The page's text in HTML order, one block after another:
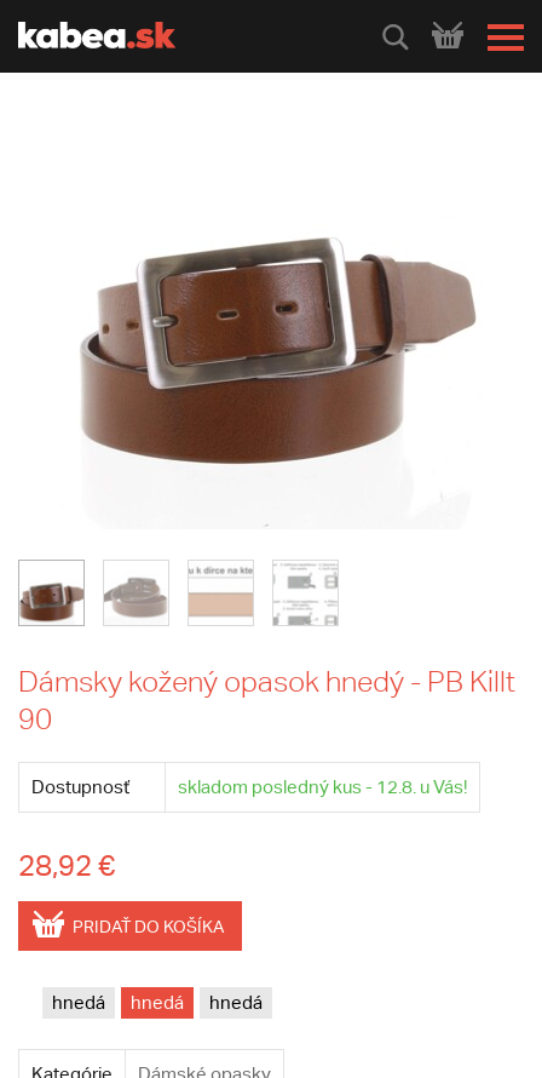
HLEDEJ
Dámsky kožený opasok hnedý - PB Killt
90
Dostupnosť skladom posledný kus - 12.8. u Vás!
28,92 €
PRIDAŤ DO KOŠÍKA
hnedá hnedá hnedá